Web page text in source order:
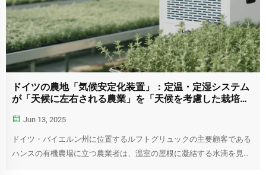
ドイツの農地「気候安定化装置」：定温・定湿システム
が「天候に左右される農業」を「天候を考慮した栽培」
Jun 13, 2025
ドイツ・バイエルン州に位置するルフトグリュックの主要顧客である
ハンスの有機農場に立つ農業者は、温室の屋根に凝結する水滴を見上